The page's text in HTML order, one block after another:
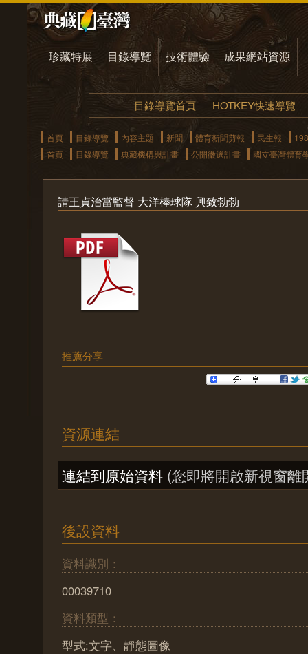
珍藏特展 目錄導覽 技術體驗 成果網站資源
目錄導覽首頁 HOTKEY快速導覽
首頁 目錄導覽 內容主題 新聞 體育新聞剪報 民生報
首頁
目錄導覽 典藏機構與計畫 公開徵選計畫 國立臺灣體育
請王貞治當監督 大洋棒球隊 興致勃勃
推薦分享
資源連結
連結到原始資料 (您即將開啟新視窗離
後設資料
資料識別：
00039710
資料類型：
型式:文字、靜態圖像